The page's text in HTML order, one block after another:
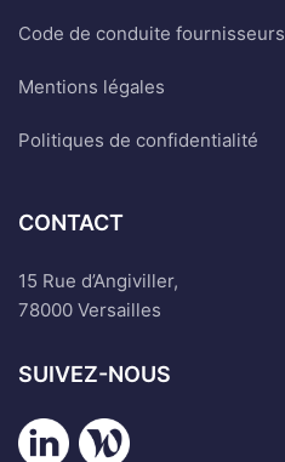
Code de conduite fournisseurs
Mentions légales
Politiques de confidentialité
CONTACT
15 Rue d’Angiviller,
78000 Versailles
SUIVEZ-NOUS